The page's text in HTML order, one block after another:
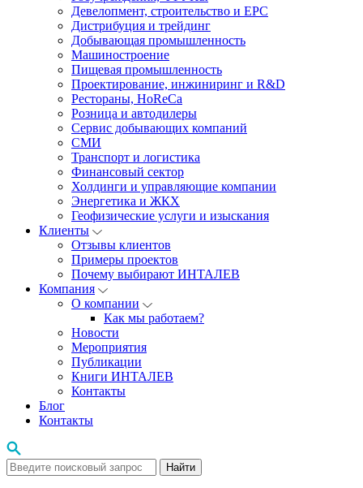
Девелопмент, строительство и EPC
Дистрибуция и трейдинг
Добывающая промышленность
Машиностроение
Пищевая промышленность
Проектирование, инжиниринг и R&D
Рестораны, HoReCa
Розница и автодилеры
Сервис добывающих компаний
СМИ
Транспорт и логистика
Финансовый сектор
Холдинги и управляющие компании
Энергетика и ЖКХ
Геофизические услуги и изыскания
Клиенты
Отзывы клиентов
Примеры проектов
Почему выбирают ИНТАЛЕВ
Компания
О компании
Как мы работаем?
Новости
Мероприятия
Публикации
Книги ИНТАЛЕВ
Контакты
Блог
Контакты
Найти